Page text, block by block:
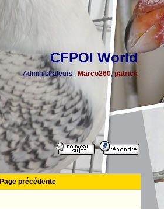
CFPOI World
Administrateurs : Marco260, patrick
Page précédente